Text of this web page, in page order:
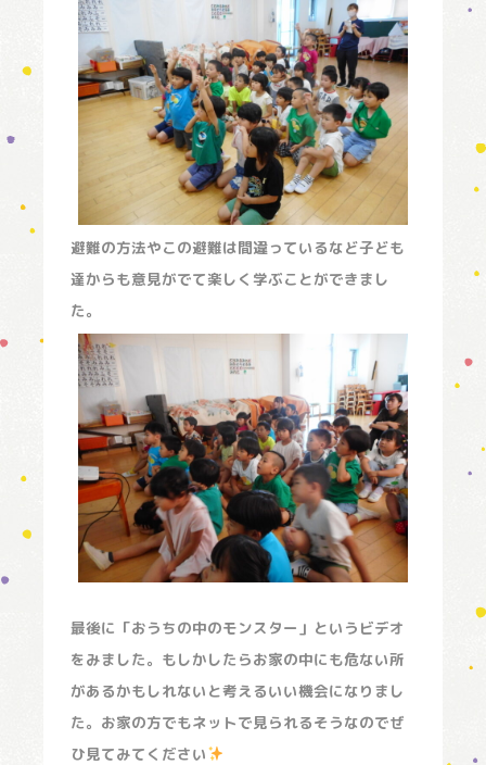
避難の方法やこの避難は間違っているなど子ども
達からも意見がでて楽しく学ぶことができまし
た。
最後に「おうちの中のモンスター」というビデオ
をみました。もしかしたらお家の中にも危ない所
があるかもしれないと考えるいい機会になりまし
た。お家の方でもネットで見られるそうなのでぜ
ひ見てみてください